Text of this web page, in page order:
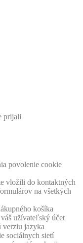
prijali
povolenie cookie
vložili do kontaktných
na všetkých
košíka
užívateľský účet
verziu jazyka
sociálnych sietí